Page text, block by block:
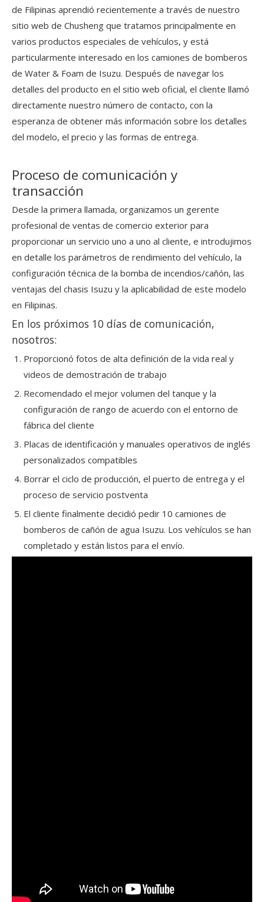
de Filipinas aprendió recientemente a través de nuestro
sitio web de Chusheng que tratamos principalmente en
varios productos especiales de vehículos, y está
particularmente interesado en los camiones de bomberos
de Water & Foam de Isuzu. Después de navegar los
detalles del producto en el sitio web oficial, el cliente llamó
directamente nuestro número de contacto, con la
esperanza de obtener más información sobre los detalles
del modelo, el precio y las formas de entrega.
Proceso de comunicación y
transacción
Desde la primera llamada, organizamos un gerente
profesional de ventas de comercio exterior para
proporcionar un servicio uno a uno al cliente, e introdujimos
en detalle los parámetros de rendimiento del vehículo, la
configuración técnica de la bomba de incendios/cañón, las
ventajas del chasis Isuzu y la aplicabilidad de este modelo
en Filipinas.
En los próximos 10 días de comunicación,
nosotros:
Proporcionó fotos de alta definición de la vida real y
videos de demostración de trabajo
Recomendado el mejor volumen del tanque y la
configuración de rango de acuerdo con el entorno de
fábrica del cliente
Placas de identificación y manuales operativos de inglés
personalizados compatibles
Borrar el ciclo de producción, el puerto de entrega y el
proceso de servicio postventa
El cliente finalmente decidió pedir 10 camiones de
bomberos de cañón de agua Isuzu. Los vehículos se han
completado y están listos para el envío.